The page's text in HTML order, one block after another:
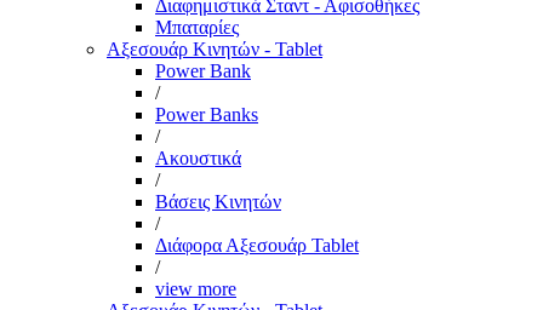
Διαφημιστικά Σταντ - Αφισοθήκες
Μπαταρίες
Αξεσουάρ Κινητών - Tablet
Power Bank
/
Power Banks
/
Ακουστικά
/
Βάσεις Κινητών
/
Διάφορα Αξεσουάρ Tablet
/
view more